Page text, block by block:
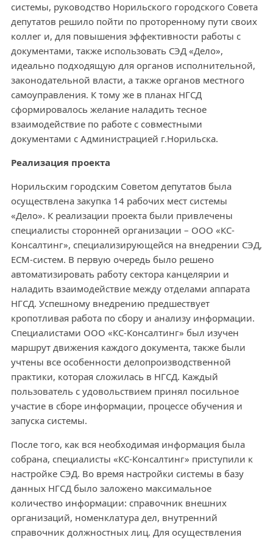
системы, руководство Норильского городского Совета
депутатов решило пойти по проторенному пути своих
коллег и, для повышения эффективности работы с
документами, также использовать СЭД «Дело»,
идеально подходящую для органов исполнительной,
законодательной власти, а также органов местного
самоуправления. К тому же в планах НГСД
сформировалось желание наладить тесное
взаимодействие по работе с совместными
документами с Администрацией г.Норильска.
Реализация проекта
Норильским городским Советом депутатов была
осуществлена закупка 14 рабочих мест системы
«Дело». К реализации проекта были привлечены
специалисты сторонней организации – ООО «КС-
Консалтинг», специализирующейся на внедрении СЭД,
ECM-систем. В первую очередь было решено
автоматизировать работу сектора канцелярии и
наладить взаимодействие между отделами аппарата
НГСД. Успешному внедрению предшествует
кропотливая работа по сбору и анализу информации.
Специалистами ООО «КС-Консалтинг» был изучен
маршрут движения каждого документа, также были
учтены все особенности делопроизводственной
практики, которая сложилась в НГСД. Каждый
пользователь с удовольствием принял посильное
участие в сборе информации, процессе обучения и
запуска системы.
После того, как вся необходимая информация была
собрана, специалисты «КС-Консалтинг» приступили к
настройке СЭД. Во время настройки системы в базу
данных НГСД было заложено максимальное
количество информации: справочник внешних
организаций, номенклатура дел, внутренний
справочник должностных лиц. Для осуществления